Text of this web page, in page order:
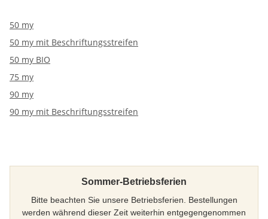
50 my
50 my mit Beschriftungsstreifen
50 my BIO
75 my
90 my
90 my mit Beschriftungsstreifen
Sommer-Betriebsferien
Bitte beachten Sie unsere Betriebsferien. Bestellungen
werden während dieser Zeit weiterhin entgegengenommen